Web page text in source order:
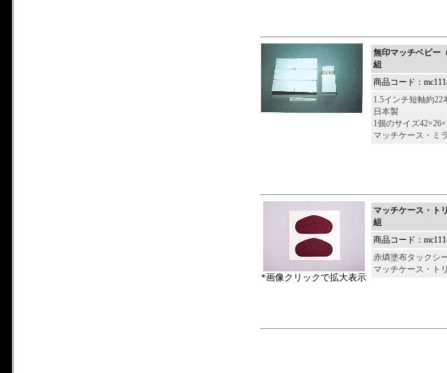
無印マッチベ
組
商品コード：
1.5インチ短軸約22
日本製
1個のサイズ
マッチケース・ミ
*画像クリックで拡大表示
マッチケース・ト
組
商品コード：
赤燐塗布タックシ
マッチケース・ト